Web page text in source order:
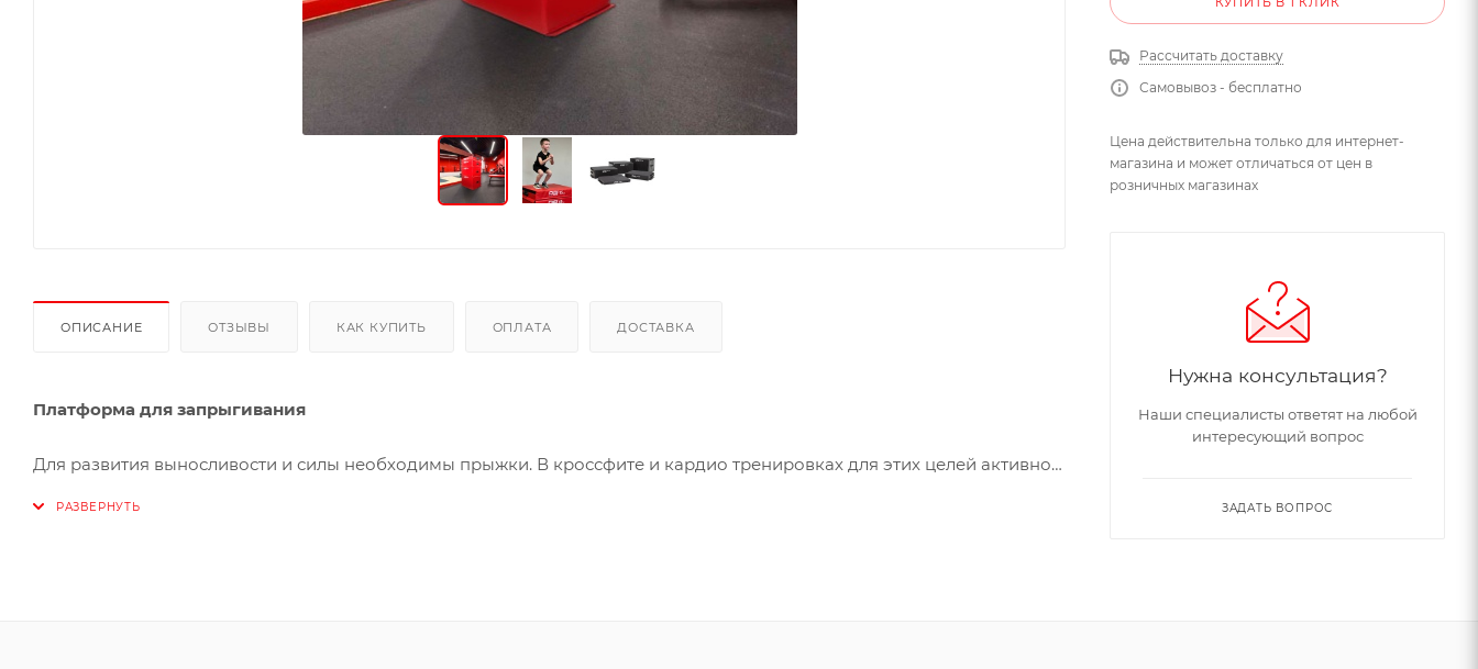
ОПИСАНИЕ ОТЗЫВЫ КАК КУПИТЬ ОПЛАТА ДОСТАВКА
Платформа для запрыгивания
Для развития выносливости и силы необходимы прыжки. В кроссфите и кардио тренировках для этих целей активно
Рассчитать доставку
Самовывоз - бесплатно
Цена действительна только для интернет-
магазина и может отличаться от цен в
розничных магазинах
Нужна консультация?
Наши специалисты ответят на любой
интересующий вопрос
ЗАДАТЬ ВОПРОС